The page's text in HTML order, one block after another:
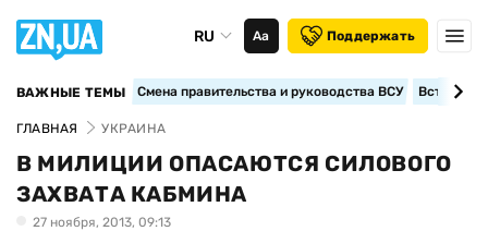
RU Аа Поддержать
ВАЖНЫЕ ТЕМЫ Смена правительства и руководства ВСУ
ГЛАВНАЯ УКРАИНА
В МИЛИЦИИ ОПАСАЮТСЯ СИЛОВОГО
ЗАХВАТА КАБМИНА
27 ноября, 2013, 09:13